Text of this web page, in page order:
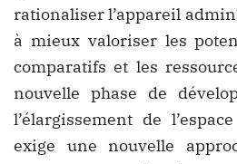
rationaliser l’appareil
à mieux valoriser les
comparatifs et les
nouvelle phase de
l’élargissement de
exige une nouvelle